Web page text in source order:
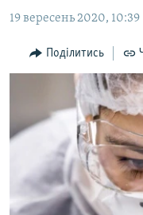
до
навігації
Перейти
пошуку
ПОЛІТИКА
БЛОГИ
ІНТЕРВ'Ю
ВСЕ ЗА ДЕНЬ
СПЕЦПРОЕКТИ
ДЕПОРТАЦІЯ
ЯК ОБІЙТИ
19 вересень 2020, 10:39
Поділитись